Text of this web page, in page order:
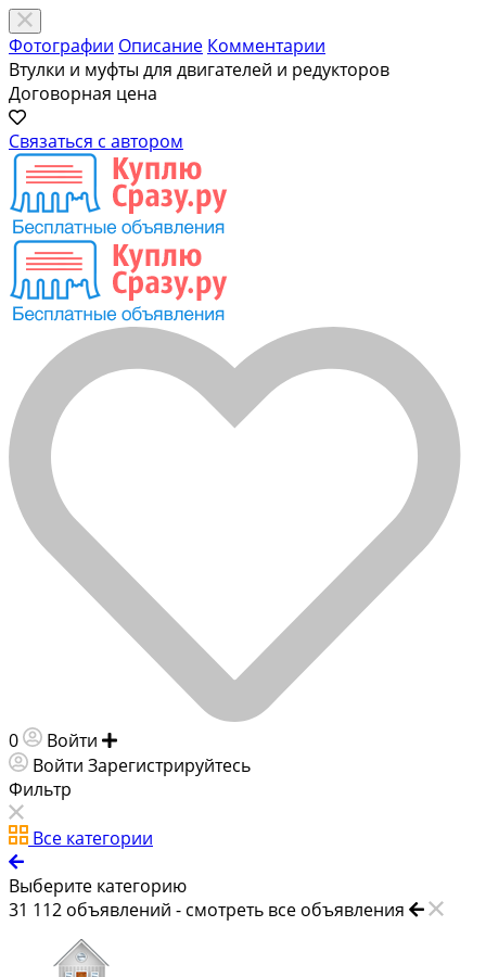
Фотографии Описание Комментарии
Втулки и муфты для двигателей и редукторов
Договорная цена
Связаться с автором
0 Войти
Войти Зарегистрируйтесь
Фильтр
Все категории
Выберите категорию
31 112 объявлений - смотреть все объявления